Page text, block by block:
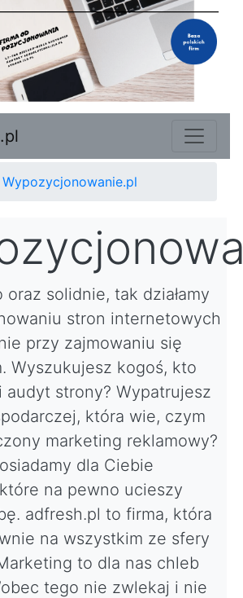
Wypozycjonowanie.pl
oraz solidnie, tak działamy
stron internetowych
przy zajmowaniu się
Wyszukujesz kogoś, kto
audyt strony? Wypatrujesz
która wie, czym
marketing reklamowy?
dla Ciebie
na pewno ucieszy
adfresh.pl to firma, która
na wszystkim ze sfery
to dla nas chleb
tego nie zwlekaj i nie